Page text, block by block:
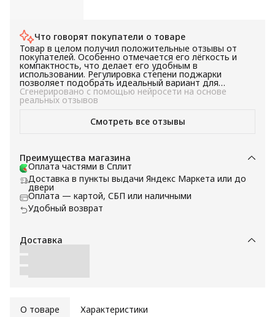
Что говорят покупатели о товаре
Товар в целом получил положительные отзывы от
покупателей. Особенно отмечается его лёгкость и
компактность, что делает его удобным в
использовании. Регулировка степени поджарки
позволяет подобрать идеальный вариант для
каждого покупателя. Микроподдон, упомянутый в
отзывах, является уникальной особенностью товара,
которая отличает его от аналогов. В целом, товар
рекомендуется к покупке для тех, кто ищет удобный и
функциональный тостер.
Сгенерировано с помощью нейросети на основе
реальных отзывов
Смотреть все отзывы
Преимущества магазина
Оплата частями в Сплит
Доставка в пункты выдачи Яндекс Маркета или до
двери
Оплата — картой, СБП или наличными
Удобный возврат
Доставка
О товаре Характеристики